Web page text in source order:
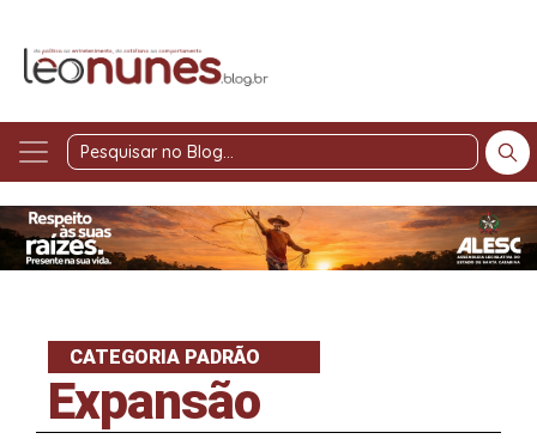
Pesquisar
Blog
CATEGORIA PADRÃO
Expansão